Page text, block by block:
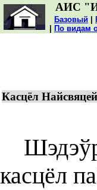
АИС
Базовый
По видам
Касцёл
Шэдэўр
касцёл